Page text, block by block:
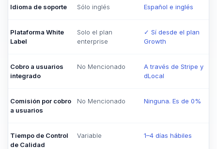
Idioma de soporte Sólo inglés Español e inglés
Plataforma White
Label
Solo el plan
enterprise
✓ Sí desde el plan
Growth
Cobro a usuarios
integrado
No Mencionado
A través de Stripe y
dLocal
Comisión por cobro
a usuarios
No Mencionado Ninguna. Es de 0%
Tiempo de Control
de Calidad
Variable 1–4 días hábiles